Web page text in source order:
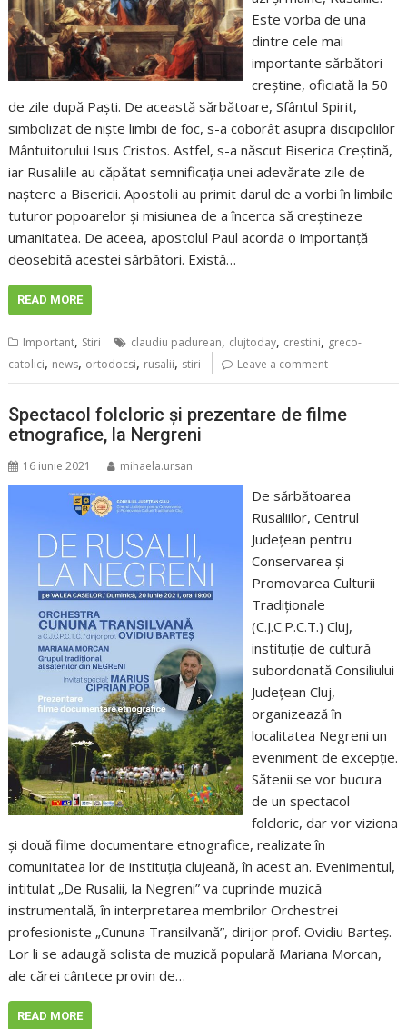
Este vorba de una
dintre cele mai
importante sărbători
creștine, oficiată la 50
de zile după Paști. De această sărbătoare, Sfântul Spirit,
simbolizat de niște limbi de foc, s-a coborât asupra discipolilor
Mântuitorului Isus Cristos. Astfel, s-a născut Biserica Creștină,
iar Rusaliile au căpătat semnificația unei adevărate zile de
naștere a Bisericii. Apostolii au primit darul de a vorbi în limbile
tuturor popoarelor și misiunea de a încerca să creștineze
umanitatea. De aceea, apostolul Paul acorda o importanță
deosebită acestei sărbători. Există…
READ MORE
Important, Stiri claudiu padurean, clujtoday, crestini, greco-
catolici, news, ortodocsi, rusalii, stiri Leave a comment
Spectacol folcloric și prezentare de filme
etnografice, la Nergreni
16 iunie 2021 mihaela.ursan
De sărbătoarea
Rusaliilor, Centrul
Județean pentru
Conservarea și
Promovarea Culturii
Tradiționale
(C.J.C.P.C.T.) Cluj,
instituție de cultură
subordonată Consiliului
Județean Cluj,
organizează în
localitatea Negreni un
eveniment de excepție.
Sătenii se vor bucura
de un spectacol
folcloric, dar vor viziona
și două filme documentare etnografice, realizate în
comunitatea lor de instituția clujeană, în acest an. Evenimentul,
intitulat „De Rusalii, la Negreni” va cuprinde muzică
instrumentală, în interpretarea membrilor Orchestrei
profesioniste „Cununa Transilvană”, dirijor prof. Ovidiu Barteș.
Lor li se adaugă solista de muzică populară Mariana Morcan,
ale cărei cântece provin de…
READ MORE